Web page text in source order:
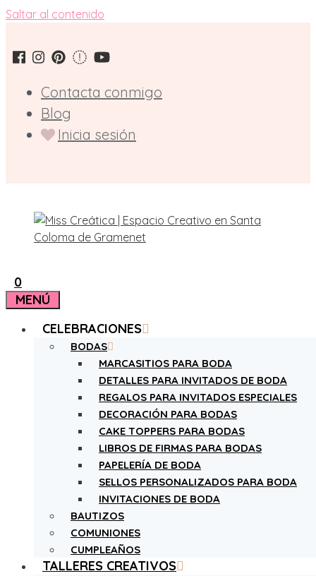
Saltar al contenido
Contacta conmigo
Blog
Inicia sesión
0
MENÚ
CELEBRACIONES
BODAS
MARCASITIOS PARA BODA
DETALLES PARA INVITADOS DE BODA
REGALOS PARA INVITADOS ESPECIALES
DECORACIÓN PARA BODAS
CAKE TOPPERS PARA BODAS
LIBROS DE FIRMAS PARA BODAS
PAPELERÍA DE BODA
SELLOS PERSONALIZADOS PARA BODA
INVITACIONES DE BODA
BAUTIZOS
COMUNIONES
CUMPLEAÑOS
TALLERES CREATIVOS